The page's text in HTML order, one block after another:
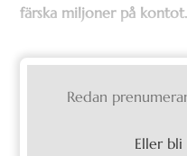
färska miljoner på kontot.
Redan
Eller bli